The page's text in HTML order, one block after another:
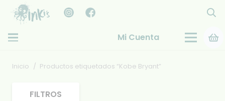
Mi Cuenta
Inicio / Productos etiquetados “Kobe Bryant”
FILTROS